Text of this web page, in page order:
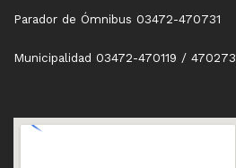
Parador de Ómnibus 03472-470731
Municipalidad 03472-470119 / 470273